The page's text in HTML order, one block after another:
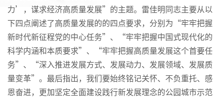
力’，谋求经济高质量发展”的主题。雷佳明同志主要从以
下四点阐述了高质量发展的的四点要求，分别为“牢牢把握
新时代新征程党的中心任务”、“牢牢把握中国式现代化的
科学内涵和本质要求”、“牢牢把握高质量发展这个首要任
务”、“深入推进发展方式、发展动力、发展领域、发展质
量变革”。最后指出，我们要始终铭记关怀、不负重托、感
恩奋进，更加坚定全面建设践行新发展理念的公园城市示范